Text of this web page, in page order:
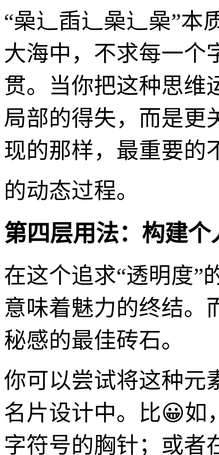
“喿辶臿辶喿辶喿”本
大海中，不求每一个
贯。当你把这种思维
局部的得失，而是更
现的那样，最重要的
的动态过程。
第四层用法：构建
在这个追求“透明度”
意味着魅力的终结。
秘感的最佳砖石。
你可以尝试将这种元
名片设计中。比😀如
字符号的胸针；或者